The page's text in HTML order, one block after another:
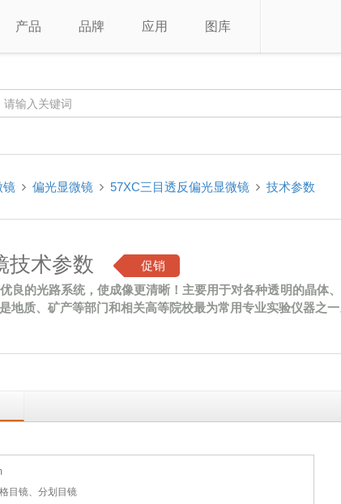
产品 品牌 应用 图库
镜 偏光显微镜 57XC三目透反偏光显微镜 技术参数
技术参数
促销
良的光路系统，使成像更清晰！主要用于对各种透明的晶体
地质、矿产等部门和相关高等院校最为常用专业实验仪器之
目镜、分划目镜